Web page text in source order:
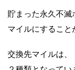
貯まった永久不
マイルにすること
交換先マイルは、